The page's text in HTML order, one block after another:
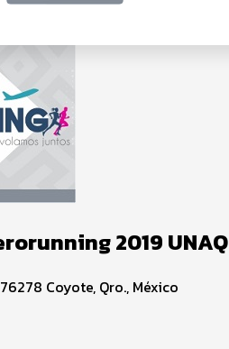
2019 UNAQ
Coyote, Qro., México